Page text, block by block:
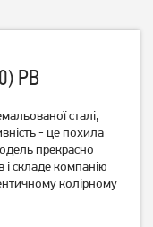
пласка Artel Art-
PB
сталі,
- це похила
прекрасно
і складе компанію
колірному